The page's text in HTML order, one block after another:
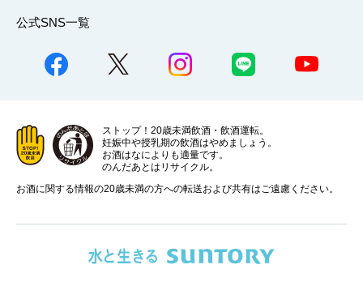
公式SNS一覧
ストップ！20歳未満飲酒・飲酒運転。
妊娠中や授乳期の飲酒はやめましょう。
お酒はなによりも適量です。
のんだあとはリサイクル。
お酒に関する情報の20歳未満の方への転送および共有はご遠慮ください。